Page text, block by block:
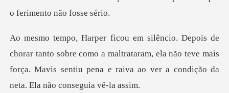
obre como a maltrataram, ela não teve mais
força. Mavis sentiu pen